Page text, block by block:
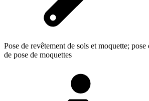
Pose de revêtement de sols et moquette;
de pose de moquettes